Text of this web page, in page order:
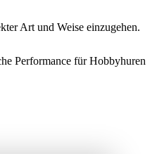
Art und Weise einzugehen.
Performance für Hobbyhuren